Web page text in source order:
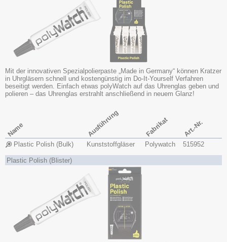
Mit der innovativen Spezialpolierpaste „Made in Germany“ können Kratzer
in Uhrgläsern schnell und kostengünstig im Do-It-Yourself Verfahren
beseitigt werden. Einfach etwas polyWatch auf das Uhrenglas geben und
polieren – das Uhrenglas erstrahlt anschließend in neuem Glanz!
Name Ausführung Fabrikat Art.-Nr.
Plastic Polish (Bulk) Kunststoffgläser Polywatch 515952
Plastic Polish (Blister)